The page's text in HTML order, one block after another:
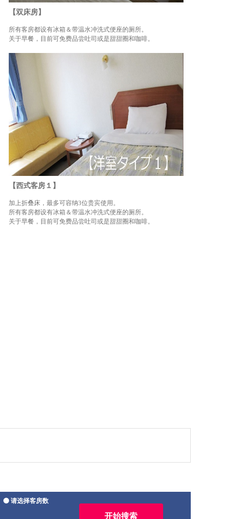
【双床房】
所有客房都设有冰箱＆带温水冲洗式便座的厕所。
关于早餐，目前可免费品尝吐司或是甜甜圈和咖啡。
【西式客房１】
加上折叠床，最多可容纳3位贵宾使用。
所有客房都设有冰箱＆带温水冲洗式便座的厕所。
关于早餐，目前可免费品尝吐司或是甜甜圈和咖啡。
请选择客房数